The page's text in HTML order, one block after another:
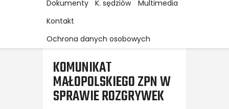
Dokumenty
K. sędziów
Multimedia
Kontakt
Ochrona danych osobowych
KOMUNIKAT
MAŁOPOLSKIEGO ZPN W
SPRAWIE ROZGRYWEK